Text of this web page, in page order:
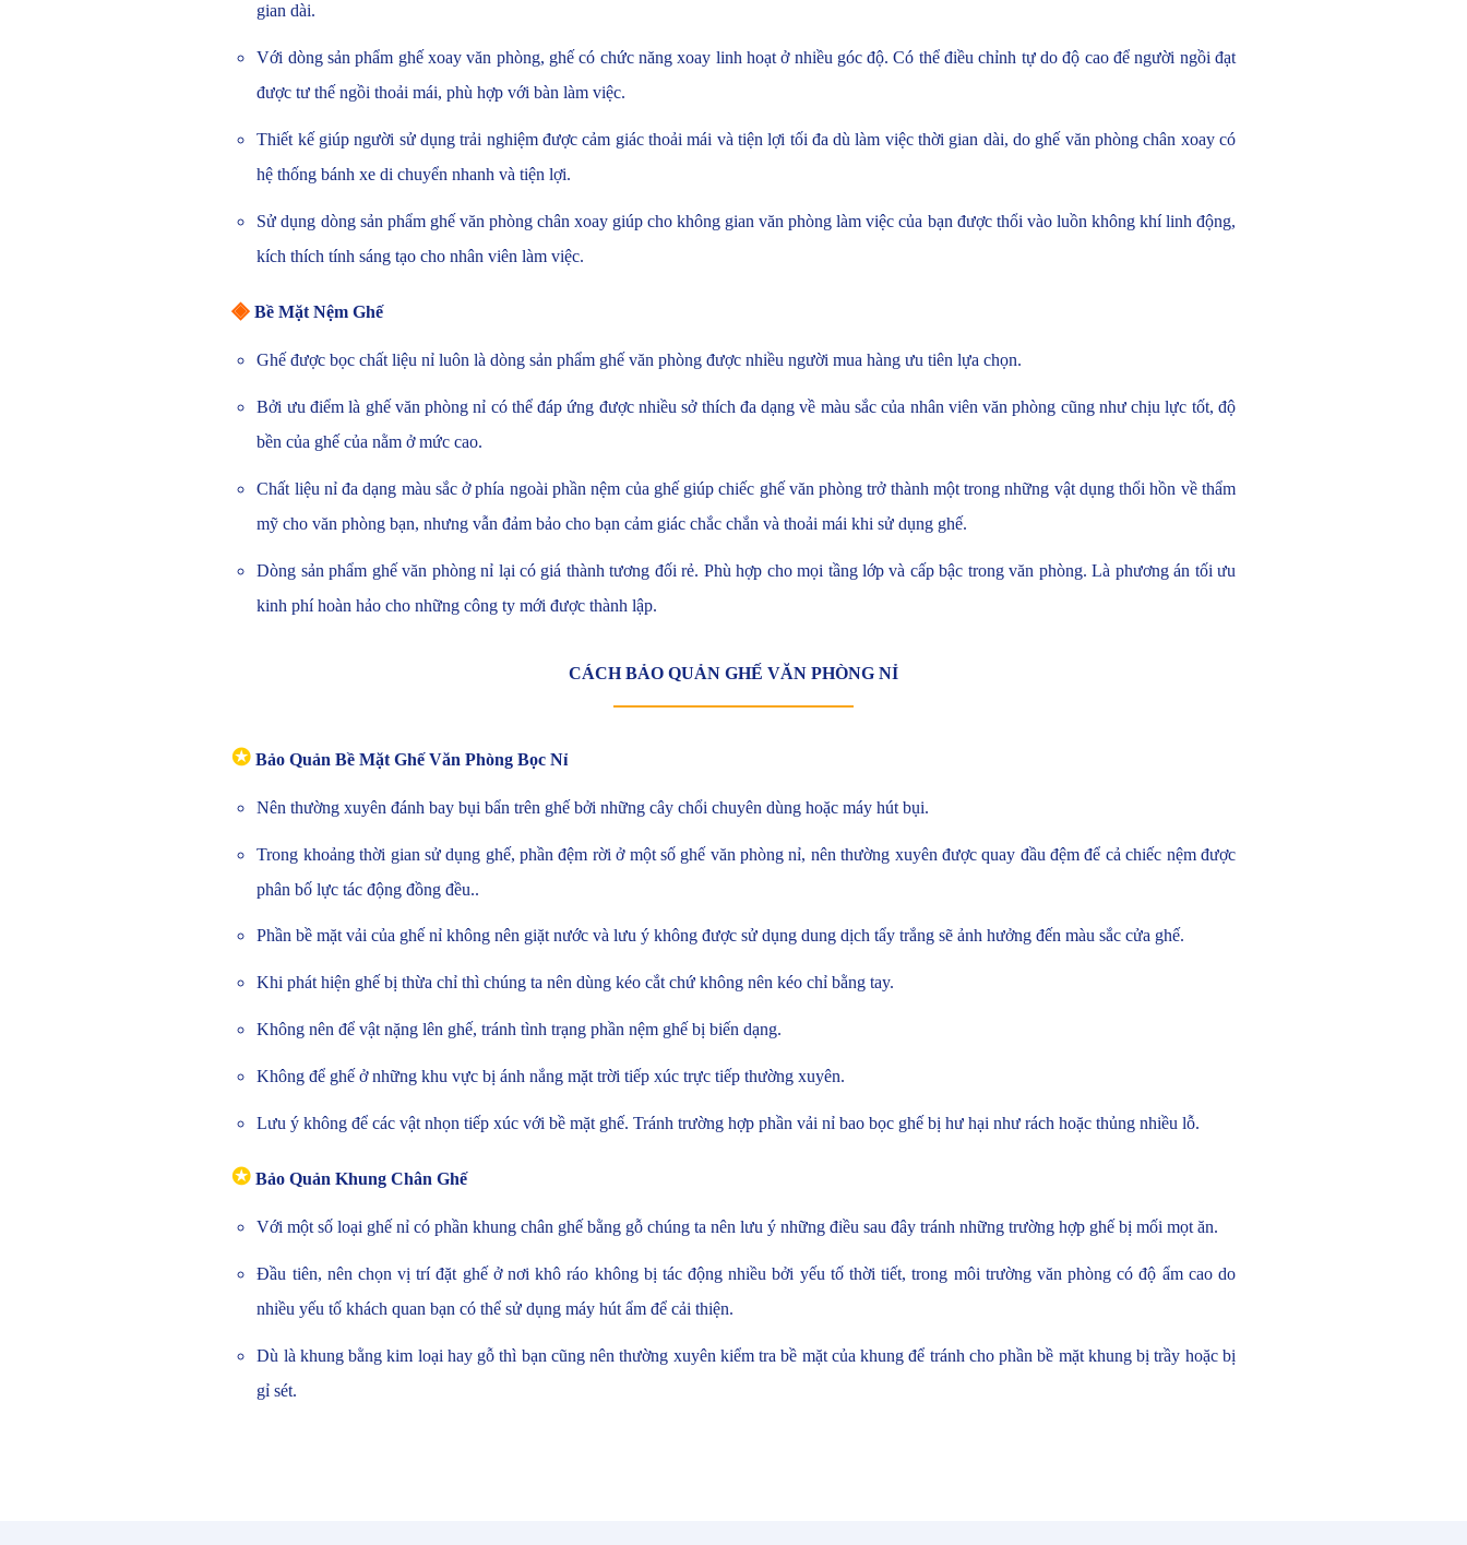
gian dài.
Với dòng sản phẩm ghế xoay văn phòng, ghế có chức năng xoay linh hoạt ở nhiều góc độ. Có thể điều chỉnh tự do độ cao để người ngồi đạt
được tư thế ngồi thoải mái, phù hợp với bàn làm việc.
Thiết kế giúp người sử dụng trải nghiệm được cảm giác thoải mái và tiện lợi tối đa dù làm việc thời gian dài, do ghế văn phòng chân xoay có
hệ thống bánh xe di chuyển nhanh và tiện lợi.
Sử dụng dòng sản phẩm ghế văn phòng chân xoay giúp cho không gian văn phòng làm việc của bạn được thổi vào luồn không khí linh động,
kích thích tính sáng tạo cho nhân viên làm việc.
◈ Bề Mặt Nệm Ghế
Ghế được bọc chất liệu nỉ luôn là dòng sản phẩm ghế văn phòng được nhiều người mua hàng ưu tiên lựa chọn.
Bởi ưu điểm là ghế văn phòng nỉ có thể đáp ứng được nhiều sở thích đa dạng về màu sắc của nhân viên văn phòng cũng như chịu lực tốt, độ
bền của ghế của nằm ở mức cao.
Chất liệu nỉ đa dạng màu sắc ở phía ngoài phần nệm của ghế giúp chiếc ghế văn phòng trở thành một trong những vật dụng thổi hồn về thẩm
mỹ cho văn phòng bạn, nhưng vẫn đảm bảo cho bạn cảm giác chắc chắn và thoải mái khi sử dụng ghế.
Dòng sản phẩm ghế văn phòng nỉ lại có giá thành tương đối rẻ. Phù hợp cho mọi tầng lớp và cấp bậc trong văn phòng. Là phương án tối ưu
kinh phí hoàn hảo cho những công ty mới được thành lập.
CÁCH BẢO QUẢN GHẾ VĂN PHÒNG NỈ
✪ Bảo Quản Bề Mặt Ghế Văn Phòng Bọc Nỉ
Nên thường xuyên đánh bay bụi bẩn trên ghế bởi những cây chổi chuyên dùng hoặc máy hút bụi.
Trong khoảng thời gian sử dụng ghế, phần đệm rời ở một số ghế văn phòng nỉ, nên thường xuyên được quay đầu đệm để cả chiếc nệm được
phân bố lực tác động đồng đều..
Phần bề mặt vải của ghế nỉ không nên giặt nước và lưu ý không được sử dụng dung dịch tẩy trắng sẽ ảnh hưởng đến màu sắc cửa ghế.
Khi phát hiện ghế bị thừa chỉ thì chúng ta nên dùng kéo cắt chứ không nên kéo chỉ bằng tay.
Không nên để vật nặng lên ghế, tránh tình trạng phần nệm ghế bị biến dạng.
Không để ghế ở những khu vực bị ánh nắng mặt trời tiếp xúc trực tiếp thường xuyên.
Lưu ý không để các vật nhọn tiếp xúc với bề mặt ghế. Tránh trường hợp phần vải nỉ bao bọc ghế bị hư hại như rách hoặc thủng nhiều lỗ.
✪ Bảo Quản Khung Chân Ghế
Với một số loại ghế nỉ có phần khung chân ghế bằng gỗ chúng ta nên lưu ý những điều sau đây tránh những trường hợp ghế bị mối mọt ăn.
Đầu tiên, nên chọn vị trí đặt ghế ở nơi khô ráo không bị tác động nhiều bởi yếu tố thời tiết, trong môi trường văn phòng có độ ẩm cao do
nhiều yếu tố khách quan bạn có thể sử dụng máy hút ẩm để cải thiện.
Dù là khung bằng kim loại hay gỗ thì bạn cũng nên thường xuyên kiểm tra bề mặt của khung để tránh cho phần bề mặt khung bị trầy hoặc bị
gỉ sét.